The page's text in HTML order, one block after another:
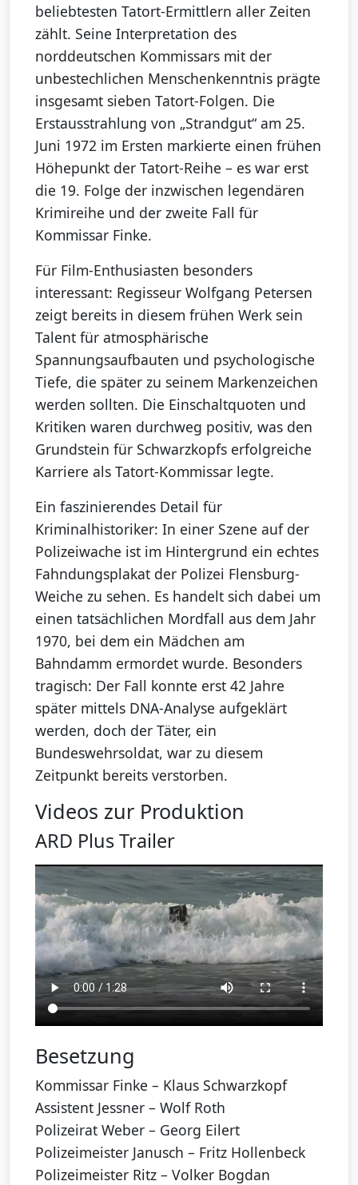
beliebtesten Tatort-Ermittlern aller Zeiten
zählt. Seine Interpretation des
norddeutschen Kommissars mit der
unbestechlichen Menschenkenntnis prägte
insgesamt sieben Tatort-Folgen. Die
Erstausstrahlung von „Strandgut“ am 25.
Juni 1972 im Ersten markierte einen frühen
Höhepunkt der Tatort-Reihe – es war erst
die 19. Folge der inzwischen legendären
Krimireihe und der zweite Fall für
Kommissar Finke.
Für Film-Enthusiasten besonders
interessant: Regisseur Wolfgang Petersen
zeigt bereits in diesem frühen Werk sein
Talent für atmosphärische
Spannungsaufbauten und psychologische
Tiefe, die später zu seinem Markenzeichen
werden sollten. Die Einschaltquoten und
Kritiken waren durchweg positiv, was den
Grundstein für Schwarzkopfs erfolgreiche
Karriere als Tatort-Kommissar legte.
Ein faszinierendes Detail für
Kriminalhistoriker: In einer Szene auf der
Polizeiwache ist im Hintergrund ein echtes
Fahndungsplakat der Polizei Flensburg-
Weiche zu sehen. Es handelt sich dabei um
einen tatsächlichen Mordfall aus dem Jahr
1970, bei dem ein Mädchen am
Bahndamm ermordet wurde. Besonders
tragisch: Der Fall konnte erst 42 Jahre
später mittels DNA-Analyse aufgeklärt
werden, doch der Täter, ein
Bundeswehrsoldat, war zu diesem
Zeitpunkt bereits verstorben.
Videos zur Produktion
ARD Plus Trailer
Besetzung
Kommissar Finke – Klaus Schwarzkopf
Assistent Jessner – Wolf Roth
Polizeirat Weber – Georg Eilert
Polizeimeister Janusch – Fritz Hollenbeck
Polizeimeister Ritz – Volker Bogdan